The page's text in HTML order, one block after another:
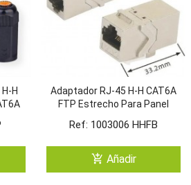
H
Adaptador RJ-45 H-H CAT6A
FTP Estrecho Para Panel
Ref: 1003006 HHFB
add_shopping_cart Añadir